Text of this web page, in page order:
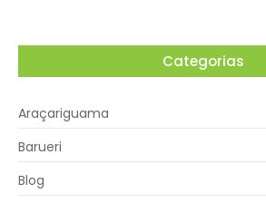
Categorias
Araçariguama
Barueri
Blog